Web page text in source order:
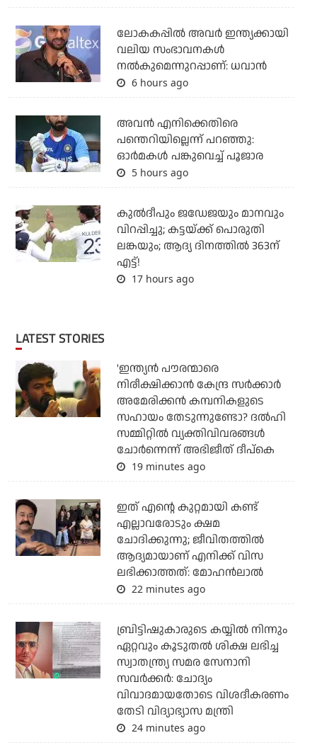
ലോകകപ്പിൽ അവര്‍ ഇന്ത്യക്കായി
വലിയ സംഭാവനകള്‍
നല്‍കുമെന്നുറപ്പാണ്: ധവാന്‍
6 hours ago
അവന്‍ എനിക്കെതിരെ
പന്തെറിയില്ലെന്ന് പറഞ്ഞു:
ഓര്‍മകള്‍ പങ്കുവെച്ച് പൂജാര
5 hours ago
കുല്‍ദീപും ജഡേജയും മാനവും
വിറപ്പിച്ചു; കട്ടയ്ക്ക് പൊരുതി
ലങ്കയും; ആദ്യ ദിനത്തില്‍ 363ന്
എട്ട്!
17 hours ago
LATEST STORIES
'ഇന്ത്യന്‍ പൗരന്മാരെ
നിരീക്ഷിക്കാന്‍ കേന്ദ്ര സര്‍ക്കാര്‍
അമേരിക്കന്‍ കമ്പനികളുടെ
സഹായം തേടുന്നുണ്ടോ? ദല്‍ഹി
സമ്മിറ്റില്‍ വ്യക്തിവിവരങ്ങള്‍
ചോര്‍ന്നെന്ന് അഭിജീത് ദീപ്‌കെ
19 minutes ago
ഇത് എന്റെ കുറ്റമായി കണ്ട്
എല്ലാവരോടും ക്ഷമ
ചോദിക്കുന്നു; ജീവിതത്തിൽ
ആദ്യമായാണ് എനിക്ക് വിസ
ലഭിക്കാത്തത്: മോഹൻലാൽ
22 minutes ago
ബ്രിട്ടിഷുകാരുടെ കയ്യില്‍ നിന്നും
ഏറ്റവും കൂടുതല്‍ ശിക്ഷ ലഭിച്ച
സ്വാതന്ത്ര്യ സമര സേനാനി
സവര്‍ക്കര്‍: ചോദ്യം
വിവാദമായതോടെ വിശദീകരണം
തേടി വിദ്യാഭ്യാസ മന്ത്രി
24 minutes ago